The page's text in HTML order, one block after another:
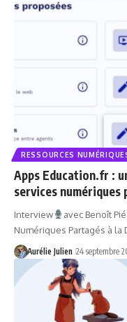
RESSOURCES
Apps Education.fr :
services numériques
Interview
avec Benoît
Numériques Partagés à la
Aurélie Julien 24 septembre